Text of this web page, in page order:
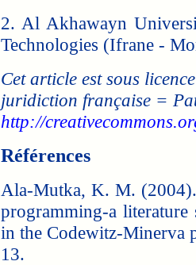
2. Al Akhawayn
Technologies (Ifrane -
Cet article est sous licence
juridiction française =
http://
Références
Ala-Mutka, K. M.
programming-a
in the Codewitz-Minerva
13.